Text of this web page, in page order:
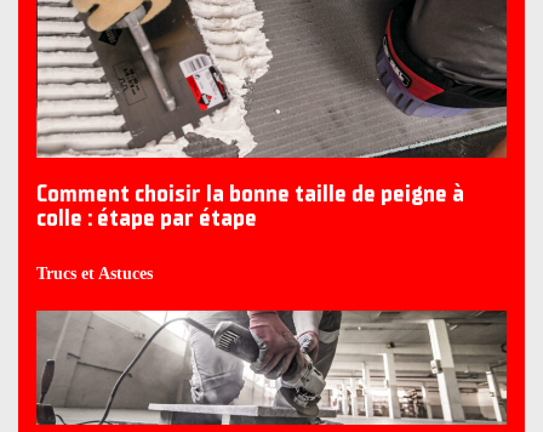
Comment choisir la bonne taille de peigne à
colle : étape par étape
Trucs et Astuces